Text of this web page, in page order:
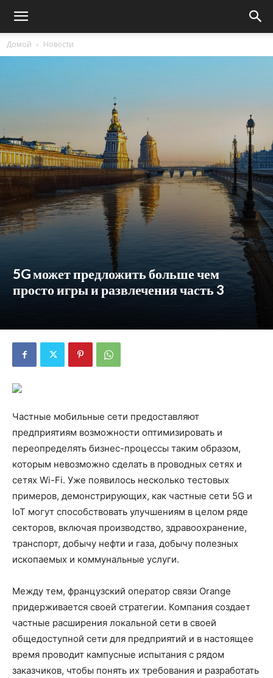
Домой Новости
5G может предложить больше чем
просто игры и развлечения часть 3
Частные мобильные сети предоставляют
предприятиям возможности оптимизировать и
переопределять бизнес-процессы таким образом,
которым невозможно сделать в проводных сетях и
сетях Wi-Fi. Уже появилось несколько тестовых
примеров, демонстрирующих, как частные сети 5G и
IoT могут способствовать улучшениям в целом ряде
секторов, включая производство, здравоохранение,
транспорт, добычу нефти и газа, добычу полезных
ископаемых и коммунальные услуги.
Между тем, французский оператор связи Orange
придерживается своей стратегии. Компания создает
частные расширения локальной сети в своей
общедоступной сети для предприятий и в настоящее
время проводит кампусные испытания с рядом
заказчиков, чтобы понять их требования и разработать